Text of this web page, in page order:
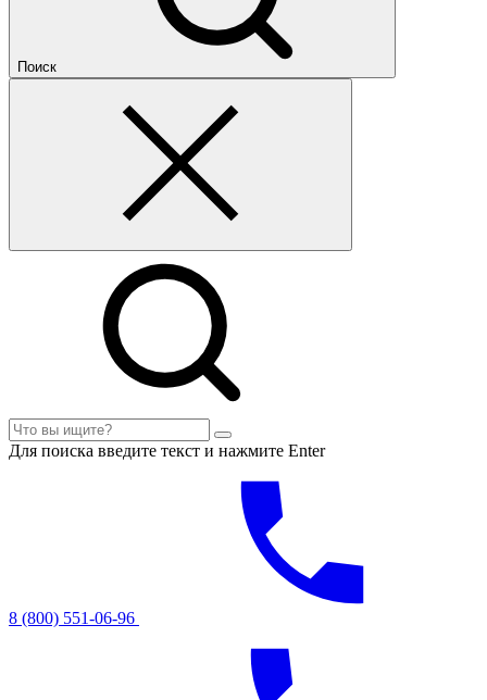
Поиск
Для поиска введите текст и нажмите Enter
8 (800) 551-06-96